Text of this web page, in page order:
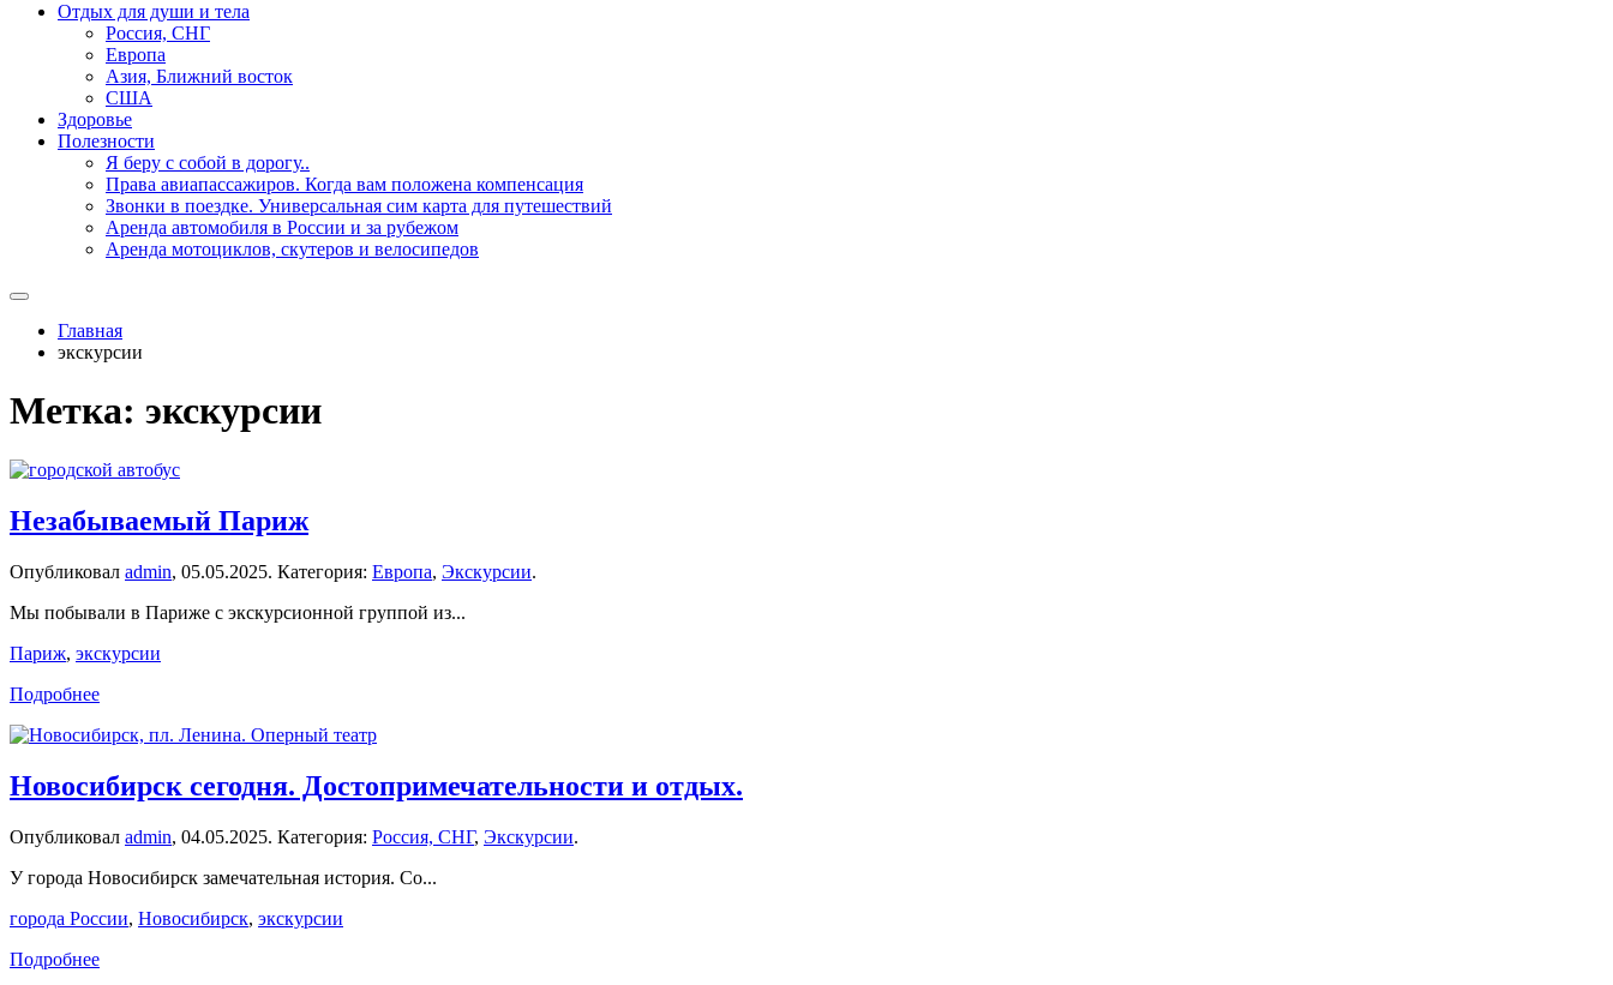
Отдых для души и тела
Россия, СНГ
Европа
Азия, Ближний восток
США
Здоровье
Полезности
Я беру с собой в дорогу..
Права авиапассажиров. Когда вам положена компенсация
Звонки в поездке. Универсальная сим карта для путешествий
Аренда автомобиля в России и за рубежом
Аренда мотоциклов, скутеров и велосипедов
Главная
экскурсии
Метка: экскурсии
Незабываемый Париж
Опубликовал admin, 05.05.2025. Категория: Европа, Экскурсии.
Мы побывали в Париже с экскурсионной группой из...
Париж, экскурсии
Подробнее
Новосибирск сегодня. Достопримечательности и отдых.
Опубликовал admin, 04.05.2025. Категория: Россия, СНГ, Экскурсии.
У города Новосибирск замечательная история. Со...
города России, Новосибирск, экскурсии
Подробнее